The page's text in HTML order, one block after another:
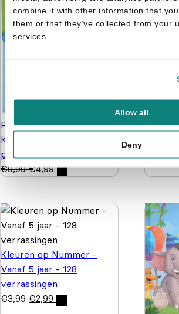
combine it with other information that
them or that they’ve collected from your
services.
Allow all
Deny
Paw Patrol pakket -
Knutselen, kleuren
puzzelen en stickers
€9,99 €4,99
en
4,99
Kleuren op Nummer -
Vanaf 5 jaar - 128
verrassingen
€3,99 €2,99